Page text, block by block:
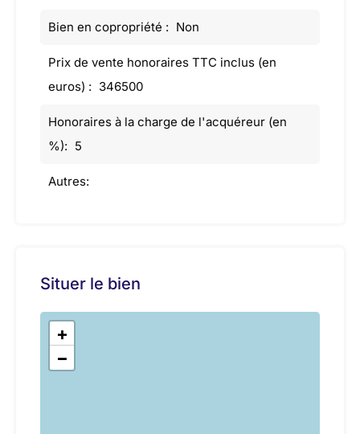
Bien en copropriété : Non
Prix de vente honoraires TTC inclus (en
euros) : 346500
Honoraires à la charge de l'acquéreur (en
%): 5
Autres:
Situer le bien
+
−